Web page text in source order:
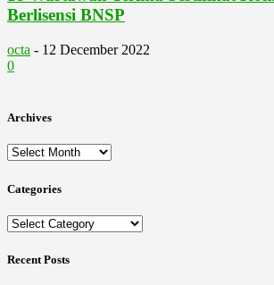
Berlisensi BNSP
octa - 12 December 2022
0
Archives
Archives
Categories
Categories
Recent Posts